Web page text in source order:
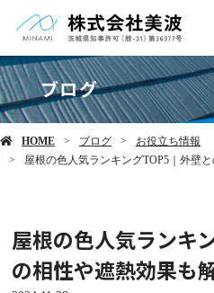
ブログ
HOME ブログ
お役立ち情報
屋根の色人気ランキングTOP5｜外壁
屋根の色人気ランキ
の相性や遮熱効果も